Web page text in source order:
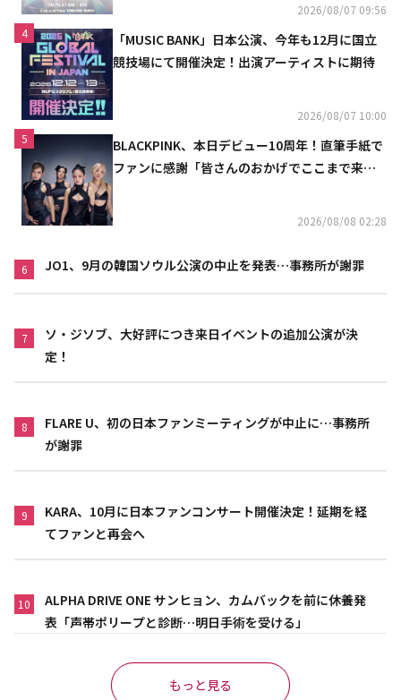
2026/08/07 09:56
4
「MUSIC BANK」日本公演、今年も12月に国立
競技場にて開催決定！出演アーティストに期待
2026/08/07 10:00
5
BLACKPINK、本日デビュー10周年！直筆手紙で
ファンに感謝「皆さんのおかげでここまで来ら
2026/08/08 02:28
6 JO1、9月の韓国ソウル公演の中止を発表…事務所が謝罪
7
ソ・ジソブ、大好評につき来日イベントの追加公演が決
定！
8
FLARE U、初の日本ファンミーティングが中止に…事務所
が謝罪
9
KARA、10月に日本ファンコンサート開催決定！延期を経
てファンと再会へ
10
ALPHA DRIVE ONE サンヒョン、カムバックを前に休養発
表「声帯ポリープと診断…明日手術を受ける」
もっと見る